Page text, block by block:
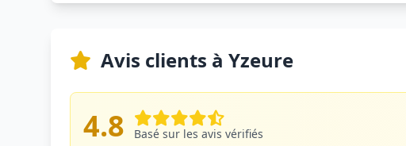
Avis clients à Yzeure
4.8 Basé sur les avis vérifiés